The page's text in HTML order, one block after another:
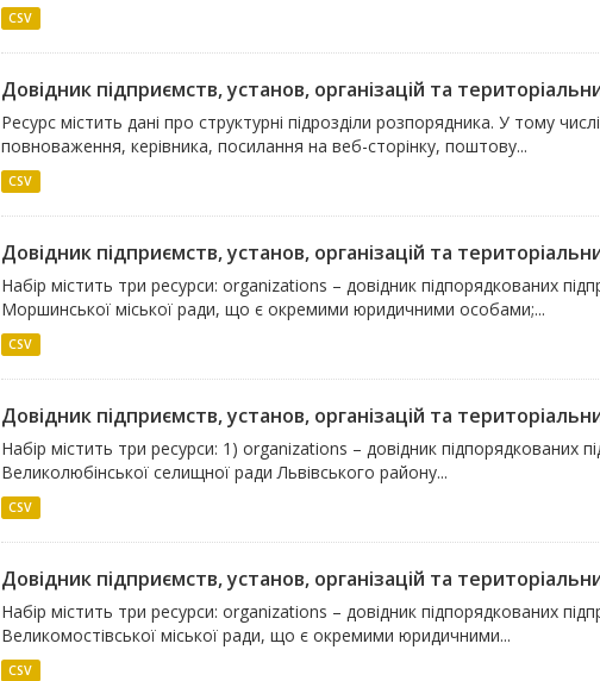
CSV
Довідник підприємств, установ, організацій та
Ресурс містить дані про структурні підрозділи розпорядника. У тому
повноваження, керівника, посилання на веб-сторінку, поштову...
CSV
Довідник підприємств, установ, організацій та
Набір містить три ресурси: organizations – довідник підпорядкованих
Моршинської міської ради, що є окремими юридичними особами;...
CSV
Довідник підприємств, установ, організацій та
Набір містить три ресурси: 1) organizations – довідник підпорядкованих
Великолюбінської селищної ради Львівського району...
CSV
Довідник підприємств, установ, організацій та
Набір містить три ресурси: organizations – довідник підпорядкованих
Великомостівської міської ради, що є окремими юридичними...
CSV